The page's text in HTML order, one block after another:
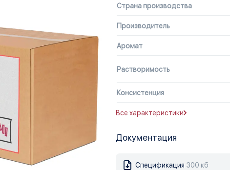
Страна производства
Производитель
Аромат
Растворимость
Консистенция
Все характеристики
Документация
Спецификация 300 кб